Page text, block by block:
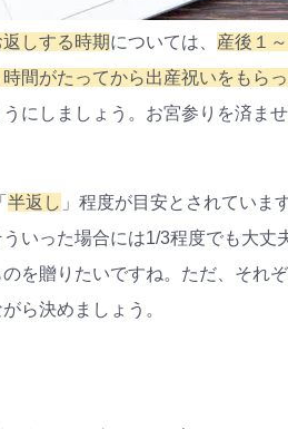
しする時期については、 産後 １ ～
時間がたってから出産祝いをもら
にしましょう。お宮参りを済ま
半返し 」程度が目安とされていま
いった場合には1/3程度でも大丈
を贈りたいですね。ただ、それ
ら決めましょう。